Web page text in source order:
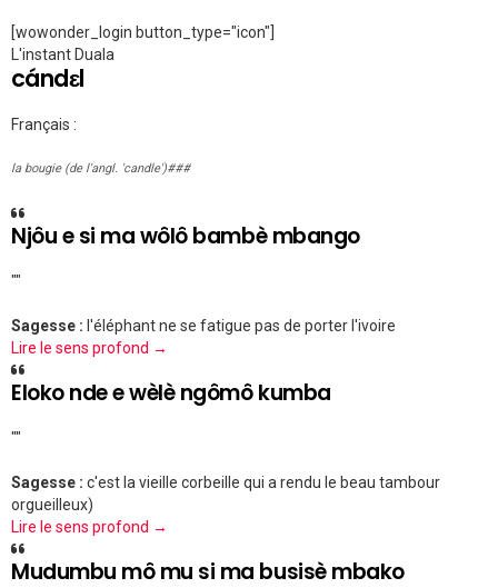
[wowonder_login button_type="icon"]
L'instant Duala
cándɛl
Français :
la bougie (de l'angl. 'candle')###
Njôu e si ma wôlô bambè mbango
""
Sagesse : l'éléphant ne se fatigue pas de porter l'ivoire
Lire le sens profond →
Eloko nde e wèlè ngômô kumba
""
Sagesse : c'est la vieille corbeille qui a rendu le beau tambour
orgueilleux)
Lire le sens profond →
Mudumbu mô mu si ma busisè mbako